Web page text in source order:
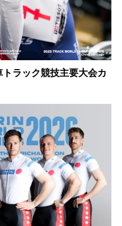
トラック競技主要大会カ